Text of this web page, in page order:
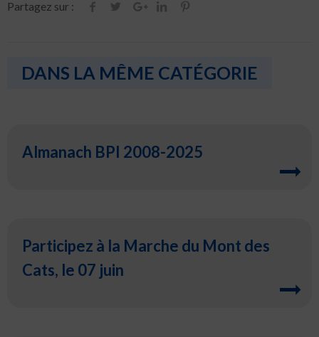
Partagez sur :
DANS LA MÊME CATÉGORIE
Almanach BPI 2008-2025
Participez à la Marche du Mont des
Cats, le 07 juin